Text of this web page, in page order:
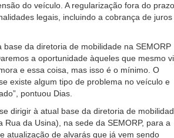
do veículo. A regularização fora do prazo
legais, incluindo a cobrança de juros
da diretoria de mobilidade na SEMORP
a oportunidade àqueles que mesmo
e essa coisa, mas isso é o mínimo. O
existe algum tipo de problema no veículo e
pontuou Dias.
dirigir à atual base da diretoria de
da Usina), na sede da SEMORP, para a
atualização de alvarás que já vem sendo